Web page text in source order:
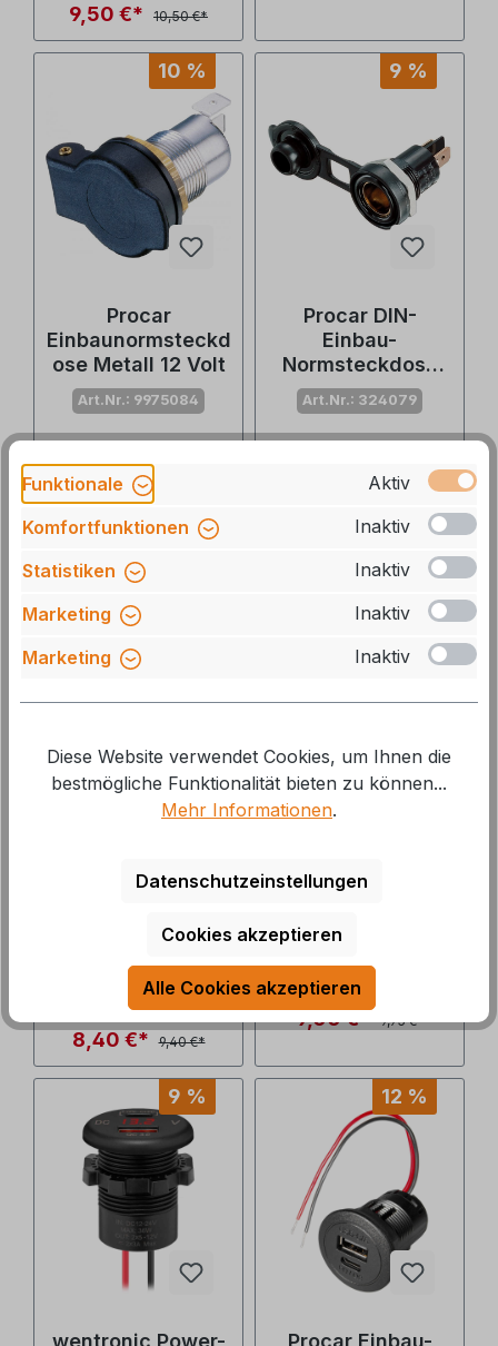
9,50 €* 10,50 €*
10 %
Procar
Einbaunormsteckd
ose Metall 12 Volt
Art.Nr.: 9975084
Lieferzeit: 3-5 Tage
11,20 €*
9 %
Procar DIN-
Einbau-
Normsteckdose
mit Deckel
Art.Nr.: 324079
Lieferzeit: auf Lager, 1-
2 Tage
6,30 €* 6,95 €*
mit Deckel und 2
Lieferzeit: auf Lager, 1-
2 Tage
8,40 €* 9,40 €*
10 %
A mit Klappdeckel
Lieferzeit: 3-5 Tage
9,00 €* 9,95 €*
9 %
wentronic Power-
12 %
Procar Einbau-
Funktionale
Aktiv
Komfortfunktionen
Inaktiv
Statistiken
Inaktiv
Marketing
Inaktiv
Marketing
Inaktiv
Diese Website verwendet Cookies, um Ihnen die
bestmögliche Funktionalität bieten zu können...
Mehr Informationen.
Datenschutzeinstellungen
Cookies akzeptieren
Alle Cookies akzeptieren